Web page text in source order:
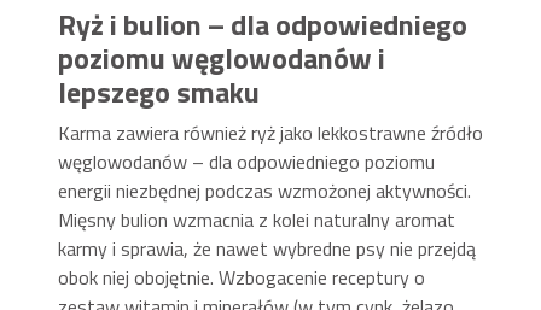
Ryż i bulion – dla odpowiedniego
poziomu węglowodanów i
lepszego smaku
Karma zawiera również ryż jako lekkostrawne źródło
węglowodanów – dla odpowiedniego poziomu
energii niezbędnej podczas wzmożonej aktywności.
Mięsny bulion wzmacnia z kolei naturalny aromat
karmy i sprawia, że nawet wybredne psy nie przejdą
obok niej obojętnie. Wzbogacenie receptury o